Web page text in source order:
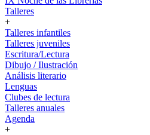
Talleres
+
Talleres infantiles
Talleres juveniles
Escritura/Lectura
Dibujo / Ilustración
Análisis literario
Lenguas
Clubes de lectura
Talleres anuales
Agenda
+